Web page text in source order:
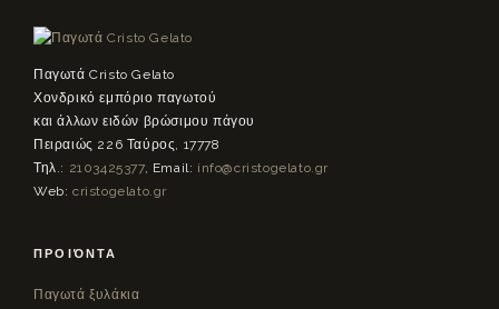
Παγωτά Cristo Gelato
Χονδρικό εμπόριο παγωτού
και άλλων ειδών βρώσιμου πάγου
Πειραιώς 226 Ταύρος, 17778
Τηλ.: 2103425377, Email: info@cristogelato.gr
Web: cristogelato.gr
ΠΡΟΪΌΝΤΑ
Παγωτά ξυλάκια